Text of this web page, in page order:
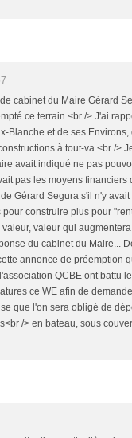
cabinet du Maire Gérard
ce terrain.<br /> J'ai
Blanche et de ses
à tout-va.<br />
avait indiqué ne pas
pas les moyens financiers
Gérard Segura s'il n'y
construire plus pour
valeur qui
du cabinet du Maire...
annonce de préemption
QCBE ont battu
ce WE afin de
que l'on sera obligé de
/> en bateau, sous